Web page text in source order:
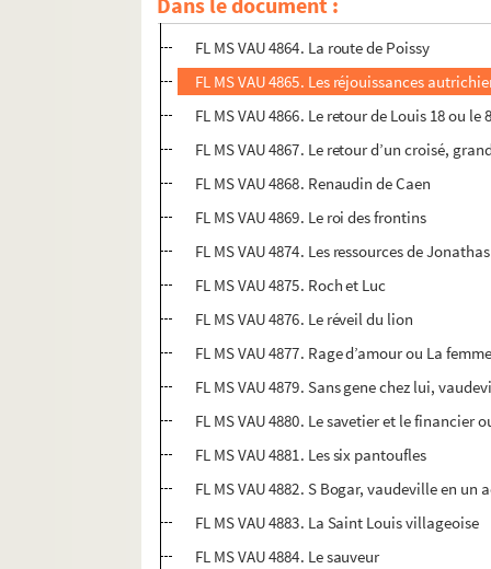
FL MS VAU 4863. Roquelaure ou L’homme
FL MS VAU 4864. La route de Poissy
FL MS VAU 4865. Les réjouissances
FL MS VAU 4866. Le retour de Louis 18 ou
FL MS VAU 4867. Le retour d’un croisé,
FL MS VAU 4868. Renaudin de Caen
FL MS VAU 4869. Le roi des frontins
FL MS VAU 4874. Les ressources de Jonathas
FL MS VAU 4875. Roch et Luc
FL MS VAU 4876. Le réveil du lion
FL MS VAU 4877. Rage d’amour ou La
FL MS VAU 4879. Sans gene chez lui,
FL MS VAU 4880. Le savetier et le
FL MS VAU 4881. Les six pantoufles
FL MS VAU 4882. S Bogar, vaudeville en un
FL MS VAU 4883. La Saint Louis villageoise
FL MS VAU 4884. Le sauveur